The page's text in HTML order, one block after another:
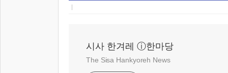
시사 한겨레 ⓘ한마당
The Sisa Hankyoreh News